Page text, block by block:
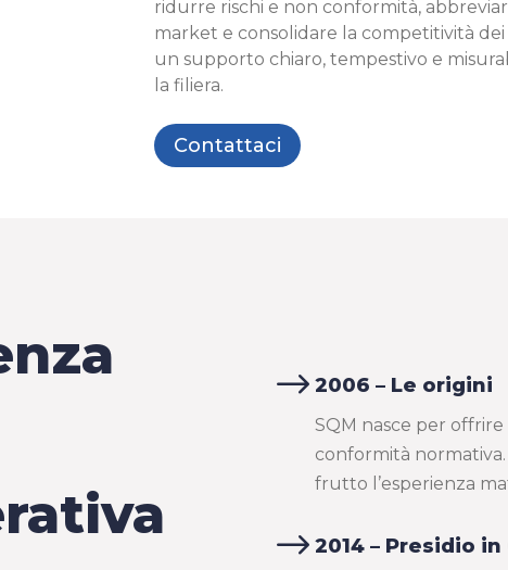
ridurre rischi e non conformità,
market e consolidare la competitività
un supporto chiaro, tempestivo e
la filiera.
Contattaci
$ 2006 – Le origini
SQM nasce per
conformità
frutto l’esperienza
$ 2014 – Presidio in